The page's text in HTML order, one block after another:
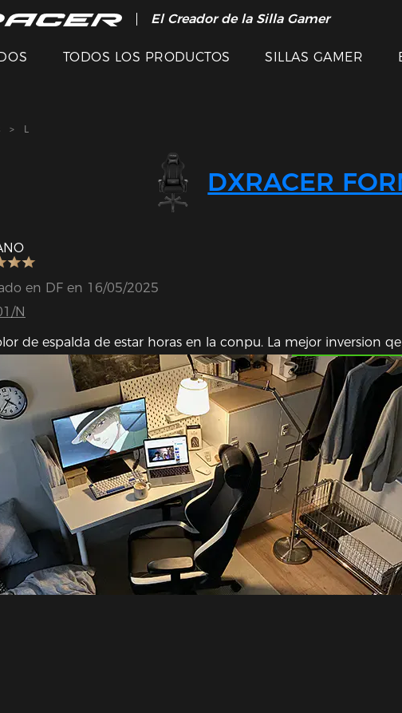
El Creador de la Silla Gamer
TODOS LOS PRODUCTOS SILLAS GAMER
L
DXRACER
en DF en 16/05/2025
N
de espalda de estar horas en la conpu. La mejor inversion
Imágenes